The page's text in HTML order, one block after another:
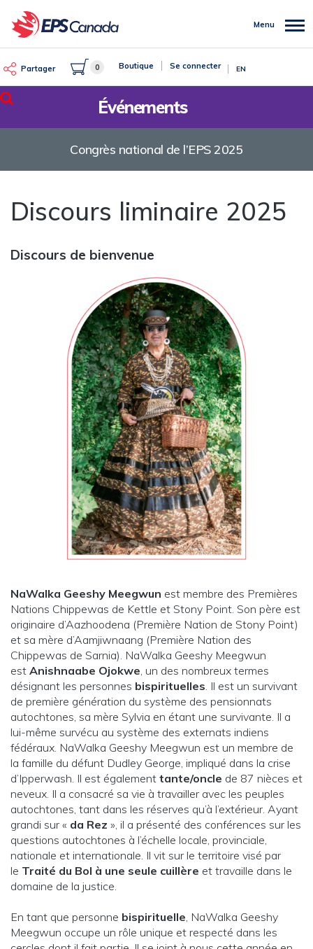
au
contenu
Partager 0 Boutique Se connecter EN
Rechercher
Menu
Événements
Congrès national de l’EPS 2025
Discours liminaire 2025
Discours de bienvenue
NaWalka Geeshy Meegwun est membre des Premières
Nations Chippewas de Kettle et Stony Point. Son père est
originaire d’Aazhoodena (Première Nation de Stony Point)
et sa mère d’Aamjiwnaang (Première Nation des
Chippewas de Sarnia). NaWalka Geeshy Meegwun
est Anishnaabe Ojokwe, un des nombreux termes
désignant les personnes bispirituelles. Il est un survivant
de première génération du système des pensionnats
autochtones, sa mère Sylvia en étant une survivante. Il a
lui-même survécu au système des externats indiens
fédéraux. NaWalka Geeshy Meegwun est un membre de
la famille du défunt Dudley George, impliqué dans la crise
d’Ipperwash. Il est également tante/oncle de 87 nièces et
neveux. Il a consacré sa vie à travailler avec les peuples
autochtones, tant dans les réserves qu’à l’extérieur. Ayant
grandi sur « da Rez », il a présenté des conférences sur les
questions autochtones à l’échelle locale, provinciale,
nationale et internationale. Il vit sur le territoire visé par
le Traité du Bol à une seule cuillère et travaille dans le
domaine de la justice.
En tant que personne bispirituelle, NaWalka Geeshy
Meegwun occupe un rôle unique et respecté dans les